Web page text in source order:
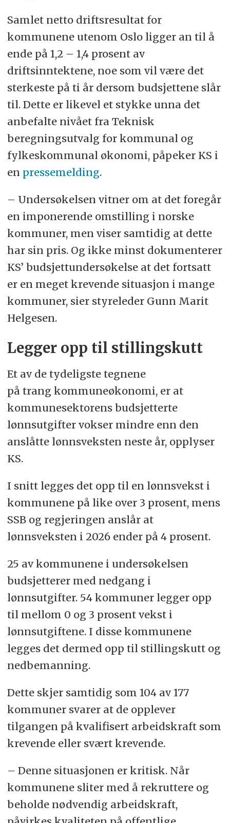
Samlet netto driftsresultat for
kommunene utenom Oslo ligger an til å
ende på 1,2 – 1,4 prosent av
driftsinntektene, noe som vil være det
sterkeste på ti år dersom budsjettene slår
til. Dette er likevel et stykke unna det
anbefalte nivået fra Teknisk
beregningsutvalg for kommunal og
fylkeskommunal økonomi, påpeker KS i
en pressemelding.
– Undersøkelsen vitner om at det foregår
en imponerende omstilling i norske
kommuner, men viser samtidig at dette
har sin pris. Og ikke minst dokumenterer
KS’ budsjettundersøkelse at det fortsatt
er en meget krevende situasjon i mange
kommuner, sier styreleder Gunn Marit
Helgesen.
Legger opp til stillingskutt
Et av de tydeligste tegnene
på trang kommuneøkonomi, er at
kommunesektorens budsjetterte
lønnsutgifter vokser mindre enn den
anslåtte lønnsveksten neste år, opplyser
KS.
I snitt legges det opp til en lønnsvekst i
kommunene på like over 3 prosent, mens
SSB og regjeringen anslår at
lønnsveksten i 2026 ender på 4 prosent.
25 av kommunene i undersøkelsen
budsjetterer med nedgang i
lønnsutgifter. 54 kommuner legger opp
til mellom 0 og 3 prosent vekst i
lønnsutgiftene. I disse kommunene
legges det dermed opp til stillingskutt og
nedbemanning.
Dette skjer samtidig som 104 av 177
kommuner svarer at de opplever
tilgangen på kvalifisert arbeidskraft som
krevende eller svært krevende.
– Denne situasjonen er kritisk. Når
kommunene sliter med å rekruttere og
beholde nødvendig arbeidskraft,